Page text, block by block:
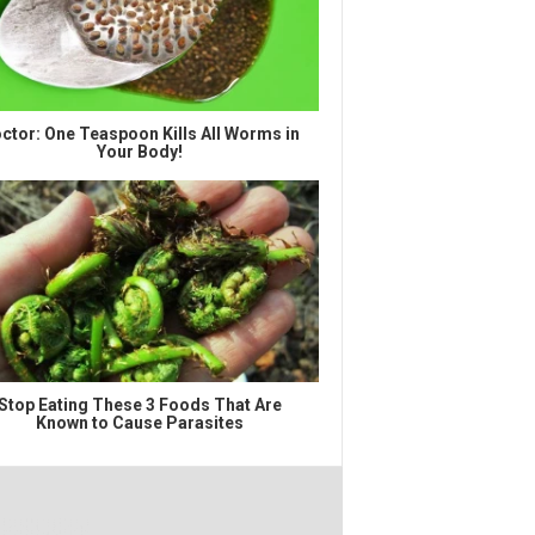
One Teaspoon Kills All Worms in
Your Body!
Eating These 3 Foods That Are
Known to Cause Parasites